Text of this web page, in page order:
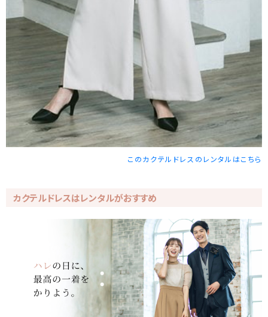
このカクテルドレスのレンタルはこちら
カクテルドレスはレンタルがおすすめ